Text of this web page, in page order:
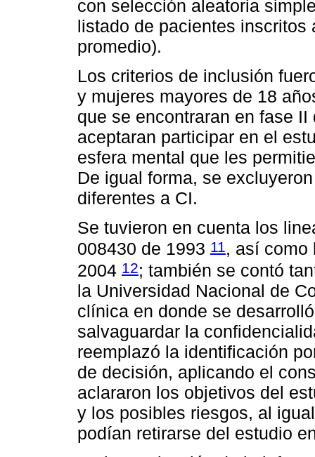
con selección aleatoria
listado de pacientes inscritos
promedio).
Los criterios de inclusión
y mujeres mayores de 18
que se encontraran en fase
aceptaran participar en el
esfera mental que les
De igual forma, se
diferentes a CI.
Se tuvieron en cuenta los
008430 de 1993 11 , así como
2004 12; también se contó
la Universidad Nacional de
clínica en donde se
salvaguardar la
reemplazó la identificación
de decisión, aplicando el
aclararon los objetivos del
y los posibles riesgos, al
podían retirarse del estudio